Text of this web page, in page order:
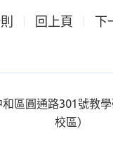
回上頁 下
區圓通路301號教
校區）